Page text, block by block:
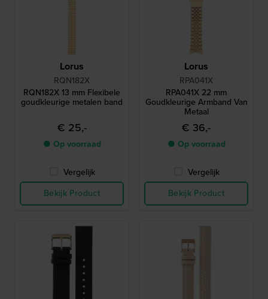
Lorus
RQN182X
RQN182X 13 mm Flexibele
goudkleurige metalen band
€ 25,-
● Op voorraad
Vergelijk
Bekijk Product
Lorus
RPA041X
RPA041X 22 mm
Goudkleurige Armband Van
Metaal
€ 36,-
● Op voorraad
Vergelijk
Bekijk Product